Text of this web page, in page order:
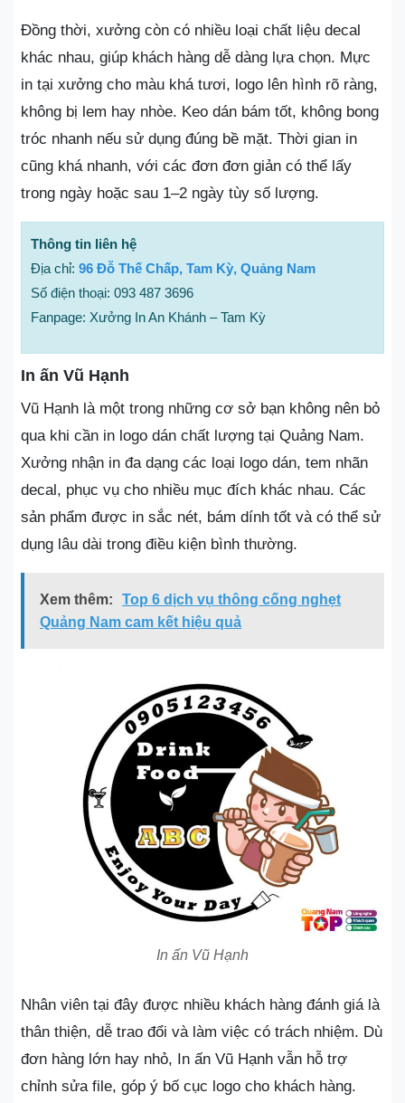
Đồng thời, xưởng còn có nhiều loại chất liệu decal
khác nhau, giúp khách hàng dễ dàng lựa chọn. Mực
in tại xưởng cho màu khá tươi, logo lên hình rõ ràng,
không bị lem hay nhòe. Keo dán bám tốt, không bong
tróc nhanh nếu sử dụng đúng bề mặt. Thời gian in
cũng khá nhanh, với các đơn đơn giản có thể lấy
trong ngày hoặc sau 1–2 ngày tùy số lượng.
Thông tin liên hệ
Địa chỉ: 96 Đỗ Thế Chấp, Tam Kỳ, Quảng Nam
Số điện thoại: 093 487 3696
Fanpage: Xưởng In An Khánh – Tam Kỳ
In ấn Vũ Hạnh
Vũ Hạnh là một trong những cơ sở bạn không nên bỏ
qua khi cần in logo dán chất lượng tại Quảng Nam.
Xưởng nhận in đa dạng các loại logo dán, tem nhãn
decal, phục vụ cho nhiều mục đích khác nhau. Các
sản phẩm được in sắc nét, bám dính tốt và có thể sử
dụng lâu dài trong điều kiện bình thường.
Xem thêm:
Top 6 dịch vụ thông cống nghẹt
Quảng Nam cam kết hiệu quả
In ấn Vũ Hạnh
Nhân viên tại đây được nhiều khách hàng đánh giá là
thân thiện, dễ trao đổi và làm việc có trách nhiệm. Dù
đơn hàng lớn hay nhỏ, In ấn Vũ Hạnh vẫn hỗ trợ
chỉnh sửa file, góp ý bố cục logo cho khách hàng.